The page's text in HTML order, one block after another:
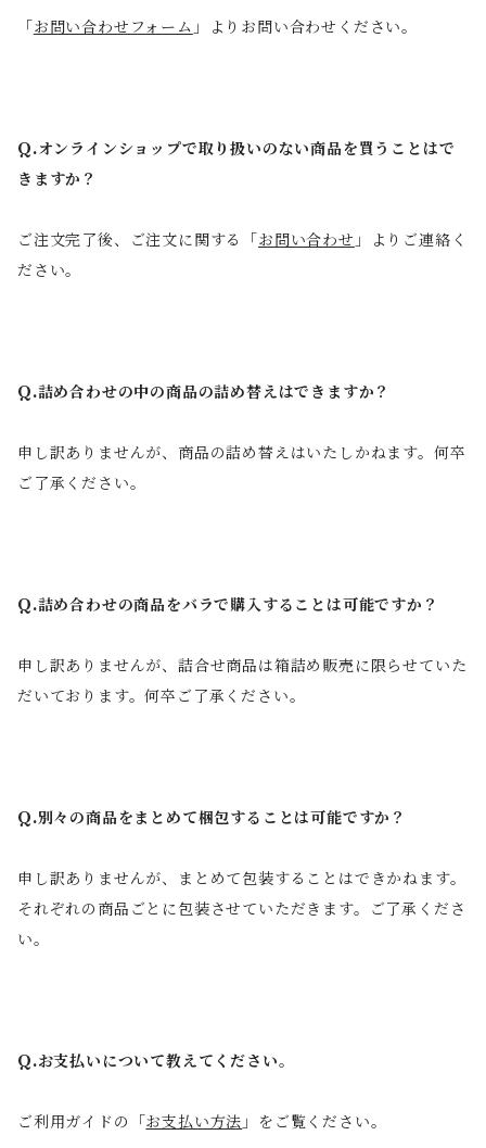
「お問い合わせフォーム 」よりお問い合わせください。
Q.オンラインショップで取り扱いのない商品を買うことはで
きますか？
ご注文完了後、ご注文に関する「お問い合わせ 」よりご連絡く
ださい。
Q.詰め合わせの中の商品の詰め替えはできますか？
申し訳ありませんが、商品の詰め替えはいたしかねます。何卒
ご了承ください。
Q.詰め合わせの商品をバラで購入することは可能ですか？
申し訳ありませんが、詰合せ商品は箱詰め販売に限らせていた
だいております。何卒ご了承ください。
Q.別々の商品をまとめて梱包することは可能ですか？
申し訳ありませんが、まとめて包装することはできかねます。
それぞれの商品ごとに包装させていただきます。ご了承くださ
い。
Q.お支払いについて教えてください。
ご利用ガイドの「お支払い方法 」をご覧ください。